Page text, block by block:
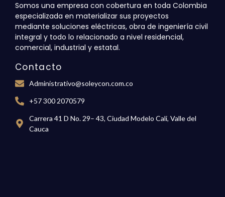
Somos una empresa con cobertura en toda Colombia
especializada en materializar sus proyectos
mediante soluciones eléctricas, obra de ingeniería civil
integral y todo lo relacionado a nivel residencial,
comercial, industrial y estatal.
Contacto
Administrativo@soleycon.com.co
+57 300 2070579
Carrera 41 D No. 29– 43, Ciudad Modelo Cali, Valle del
Cauca